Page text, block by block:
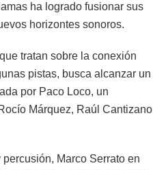
ha logrado fusionar sus
horizontes sonoros.
tratan sobre la conexión
pistas, busca alcanzar un
por Paco Loco, un
Márquez, Raúl Cantizano
Marco Serrato en